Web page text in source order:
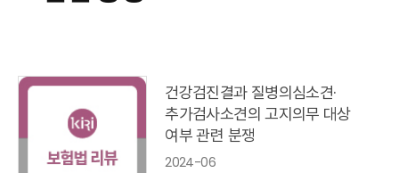
KIRI 리포트
포커스
특별기고
보험법 동향
건강검진결과 질병의심소견·
추가검사소견의 고지의무 대상
여부 관련 분쟁
2024-06